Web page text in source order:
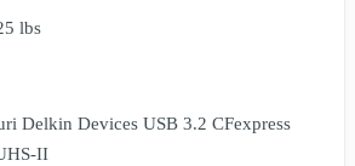
lbs
Delkin Devices USB 3.2 CFexpress
II